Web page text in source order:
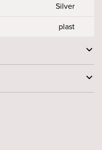
Silver
plast